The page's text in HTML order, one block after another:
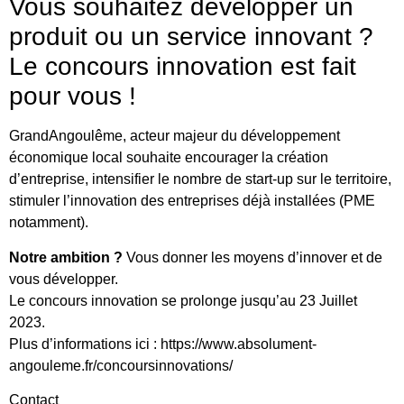
Vous souhaitez développer un
produit ou un service innovant ?
Le concours innovation est fait
pour vous !
GrandAngoulême, acteur majeur du développement
économique local souhaite encourager la création
d’entreprise, intensifier le nombre de start-up sur le territoire,
stimuler l’innovation des entreprises déjà installées (PME
notamment).
Notre ambition ? Vous donner les moyens d’innover et de
vous développer.
Le concours innovation se prolonge jusqu’au 23 Juillet
2023.
Plus d’informations ici : https://www.absolument-
angouleme.fr/concoursinnovations/
Contact